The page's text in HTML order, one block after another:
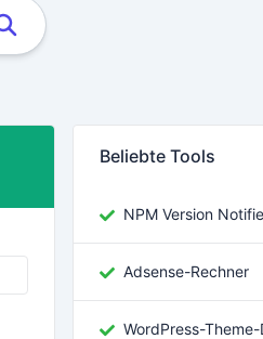
Beliebte Tools
NPM Version
Adsense-Rechner
WordPress-